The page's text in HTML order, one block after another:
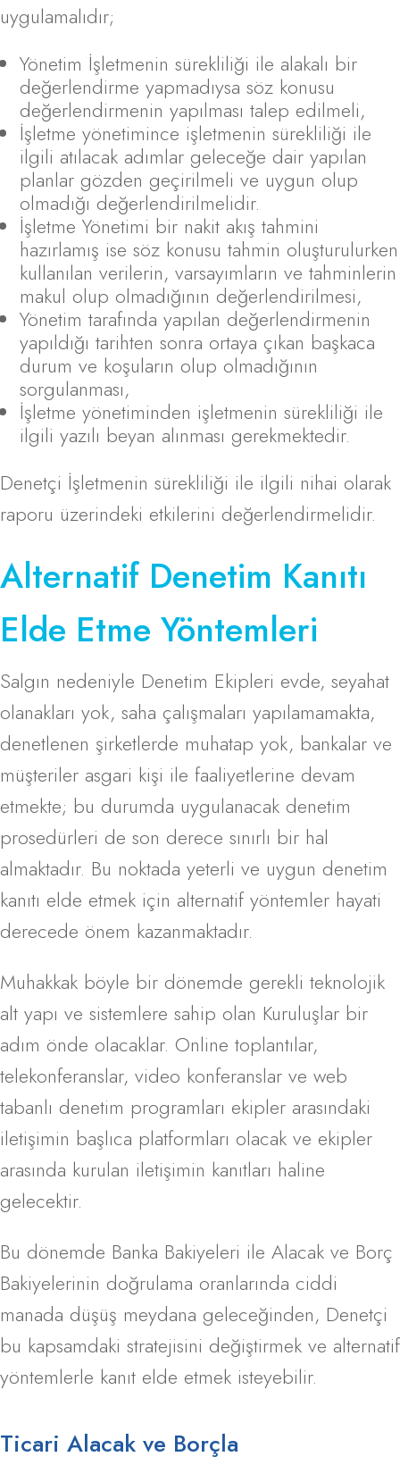
uygulamalıdır;
Yönetim İşletmenin sürekliliği ile alakalı bir
değerlendirme yapmadıysa söz konusu
değerlendirmenin yapılması talep edilmeli,
İşletme yönetimince işletmenin sürekliliği ile
ilgili atılacak adımlar geleceğe dair yapılan
planlar gözden geçirilmeli ve uygun olup
olmadığı değerlendirilmelidir.
İşletme Yönetimi bir nakit akış tahmini
hazırlamış ise söz konusu tahmin oluşturulurken
kullanılan verilerin, varsayımların ve tahminlerin
makul olup olmadığının değerlendirilmesi,
Yönetim tarafında yapılan değerlendirmenin
yapıldığı tarihten sonra ortaya çıkan başkaca
durum ve koşuların olup olmadığının
sorgulanması,
İşletme yönetiminden işletmenin sürekliliği ile
ilgili yazılı beyan alınması gerekmektedir.
Denetçi İşletmenin sürekliliği ile ilgili nihai olarak
raporu üzerindeki etkilerini değerlendirmelidir.
Alternatif Denetim Kanıtı
Elde Etme Yöntemleri
Salgın nedeniyle Denetim Ekipleri evde, seyahat
olanakları yok, saha çalışmaları yapılamamakta,
denetlenen şirketlerde muhatap yok, bankalar ve
müşteriler asgari kişi ile faaliyetlerine devam
etmekte; bu durumda uygulanacak denetim
prosedürleri de son derece sınırlı bir hal
almaktadır. Bu noktada yeterli ve uygun denetim
kanıtı elde etmek için alternatif yöntemler hayati
derecede önem kazanmaktadır.
Muhakkak böyle bir dönemde gerekli teknolojik
alt yapı ve sistemlere sahip olan Kuruluşlar bir
adım önde olacaklar. Online toplantılar,
telekonferanslar, video konferanslar ve web
tabanlı denetim programları ekipler arasındaki
iletişimin başlıca platformları olacak ve ekipler
arasında kurulan iletişimin kanıtları haline
gelecektir.
Bu dönemde Banka Bakiyeleri ile Alacak ve Borç
Bakiyelerinin doğrulama oranlarında ciddi
manada düşüş meydana geleceğinden, Denetçi
bu kapsamdaki stratejisini değiştirmek ve alternatif
yöntemlerle kanıt elde etmek isteyebilir.
Ticari Alacak ve Borçla